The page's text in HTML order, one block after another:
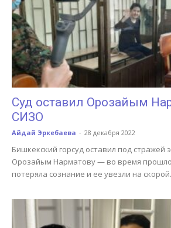
Cуд оставил Орозайым
СИЗО
Айдай Эркебаева - 28 декабря 2022
Бишкекский горсуд оставил под стражей
Орозайым Нарматову — во время
потеряла сознание и ее увезли на скорой.